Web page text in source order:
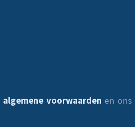
algemene voorwaarden en ons